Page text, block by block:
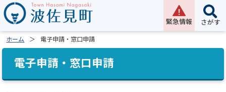
緊急情報 さがす
ホーム 電子申請・窓口申請
電子申請・窓口申請